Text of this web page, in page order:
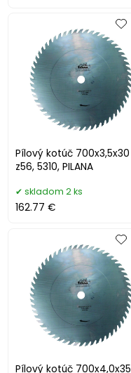
Pílový kotúč 700x3,5x30
z56, 5310, PILANA
skladom 2 ks
162.77 €
Pílový kotúč 700x4,0x35